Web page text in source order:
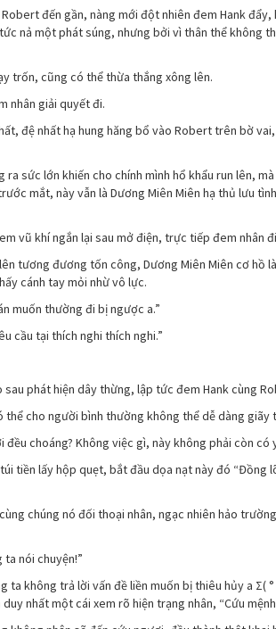
đến gần, nàng mới đột nhiên đem Hank
nả một phát súng, nhưng bởi vì thân thể không
trốn, cũng có thể thừa thắng xông lên.
nhân giải quyết đi.
đệ nhất hạ hung hăng bổ vào Robert trên bờ
ra sức lớn khiến cho chính mình hổ khẩu run lên,
mắt, này vẫn là Dương Miên Miên hạ thủ lưu
vũ khí ngắn lại sau mở điện, trực tiếp đem nhân
tương đương tốn công, Dương Miên Miên cơ hồ
cánh tay mỏi nhừ vô lực.
muốn thường đi bị ngược a.”
cầu tại thích nghi thích nghi.”
phát hiện dây thừng, lập tức đem Hank cùng
cho người bình thường không thể dễ dàng giãy
choáng? Không việc gì, này không phải còn
tiền lấy hộp quẹt, bắt đầu dọa nạt này đó “Đồng
chúng nó đối thoại nhân, ngạc nhiên hảo
ta nói chuyện!”
ta không trả lời vấn đề liền muốn bị thiêu hủy a Σ(
nhất một cái xem rõ hiện trạng nhân, “Cứu mệnh